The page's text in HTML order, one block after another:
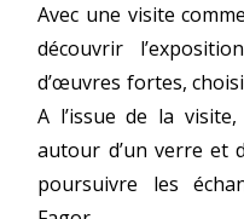
Avec une visite
découvrir
d’œuvres fortes,
A l’issue de la
autour d’un verre et
poursuivre les